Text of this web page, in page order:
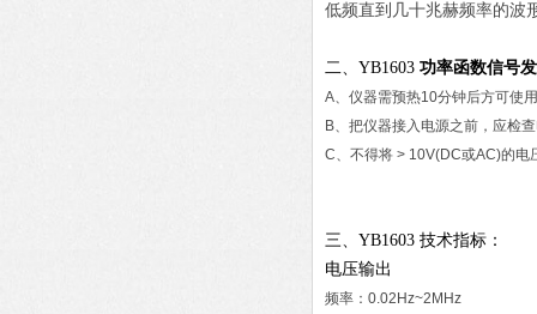
低频直到几十兆赫频率的波
二、YB1603 功率函数信号
A、仪器需预热10分钟后方可使
B、把仪器接入电源之前，应检
C、不得将 > 10V(DC或AC)的电
三、YB1603 技术指标：
电压输出
频率：0.02Hz~2MHz